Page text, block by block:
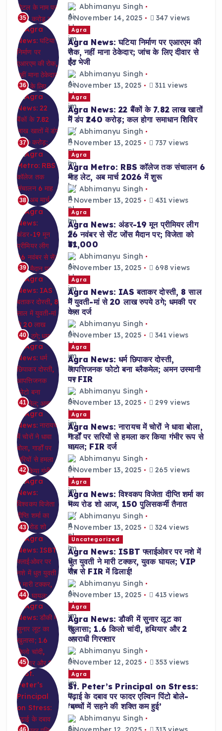
35
Abhimanyu Singh
November 14, 2025
347 views
36
Agra
Agra News: घटिया निर्माण पर एआरएम की
रोक, नहीं माना ठेकेदार; जांच के लिए दीवार से
ईंट भेजी
Abhimanyu Singh
November 13, 2025
311 views
37
Agra
Agra News: 22 बैंकों के 7.82 लाख खातों
में डंप ₹240 करोड़; कल होगा समाधान शिविर
Abhimanyu Singh
November 13, 2025
737 views
38
Agra
Agra Metro: RBS कॉलेज तक संचालन 6
माह लेट, अब मार्च 2026 में शुरू
Abhimanyu Singh
November 13, 2025
431 views
39
Agra
Agra News: अंडर-19 मून प्रीमियर लीग
26 नवंबर से सेंट जोंस मैदान पर; विजेता को
₹31,000
Abhimanyu Singh
November 13, 2025
698 views
40
Agra
Agra News: IAS बताकर दोस्ती, 8 साल
में युवती-मां से 20 लाख रुपये ठगे; धमकी पर
केस दर्ज
Abhimanyu Singh
November 13, 2025
341 views
41
Agra
Agra News: धर्म छिपाकर दोस्ती,
आपत्तिजनक फोटो बना ब्लैकमेल; अमन उस्मानी
पर FIR
Abhimanyu Singh
November 13, 2025
299 views
42
Agra
Agra News: नारायच में चोरों ने धावा बोला,
गार्डों पर सरियों से हमला कर किया गंभीर रूप से
घायल; FIR दर्ज
Abhimanyu Singh
November 13, 2025
265 views
43
Agra
Agra News: विश्वकप विजेता दीप्ति शर्मा का
भव्य रोड शो आज, 150 पुलिसकर्मी तैनात
Abhimanyu Singh
November 13, 2025
324 views
44
Uncategorized
Agra News: ISBT फ्लाईओवर पर नशे में
धुत युवती ने मारी टक्कर, युवक घायल; VIP
रौब से FIR में ढिलाई!
Abhimanyu Singh
November 13, 2025
413 views
45
Agra
Agra News: डौकी में सुनार लूट का
खुलासा; 1.6 किलो चांदी, हथियार और 2
अपराधी गिरफ्तार
Abhimanyu Singh
November 12, 2025
353 views
Agra
St. Peter’s Principal on Stress:
पढ़ाई के दबाव पर फादर एल्विन पिंटो बोले-
‘बच्चों में सहने की शक्ति कम हुई’
Abhimanyu Singh